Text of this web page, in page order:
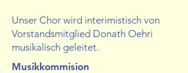
Unser Chor wird interimistisch von
Vorstandsmitglied Donath Oehri
musikalisch geleitet.
Musikkommision